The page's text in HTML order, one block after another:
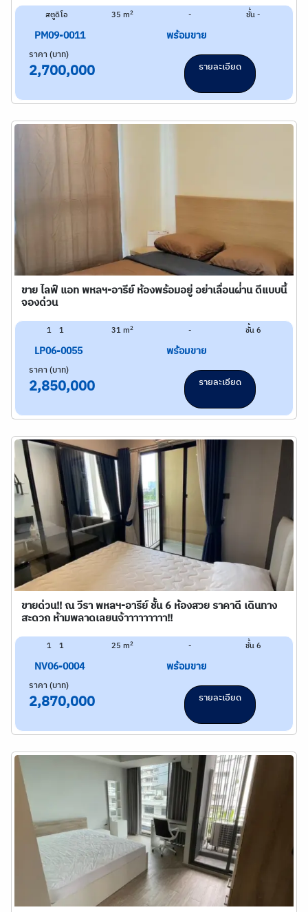
สตูดิโอ 35 m2 - ชั้น -
PM09-0011 พร้อมขาย
ราคา (บาท)
2,700,000 รายละเอียด
ขาย ไลฟ์ แอท พหลฯ-อารีย์ ห้องพร้อมอยู่ อย่าเลื่อนผ่่าน ดีแบบนี้
จองด่วน
1 1 31 m2 - ชั้น 6
LP06-0055 พร้อมขาย
ราคา (บาท)
2,850,000 รายละเอียด
ขายด่วน!! ณ วีรา พหลฯ-อารีย์ ชั้น 6 ห้องสวย ราคาดี เดินทาง
สะดวก ห้ามพลาดเลยนจ้าาาาาาาาา!!
1 1 25 m2 - ชั้น 6
NV06-0004 พร้อมขาย
ราคา (บาท)
2,870,000 รายละเอียด